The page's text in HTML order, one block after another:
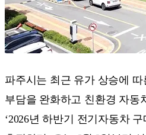
파주시는 최근 유가 상승에
부담을 완화하고 친환경 자동
‘2026년 하반기 전기자동차